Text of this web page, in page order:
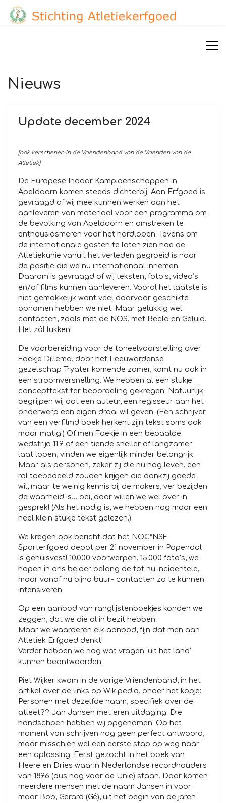
Nieuws
Update december 2024
[ook verschenen in de Vriendenband van de Vrienden van de
Atletiek]
De Europese Indoor Kampioenschappen in
Apeldoorn komen steeds dichterbij. Aan Erfgoed is
gevraagd of wij mee kunnen werken aan het
aanleveren van materiaal voor een programma om
de bevolking van Apeldoorn en omstreken te
enthousiasmeren voor het hardlopen. Tevens om
de internationale gasten te laten zien hoe de
Atletiekunie vanuit het verleden gegroeid is naar
de positie die we nu internationaal innemen.
Daarom is gevraagd of wij teksten, foto’s, video’s
en/of films kunnen aanleveren. Vooral het laatste is
niet gemakkelijk want veel daarvoor geschikte
opnamen hebben we niet. Maar gelukkig wel
contacten, zoals met de NOS, met Beeld en Geluid.
Het zál lukken!
De voorbereiding voor de toneelvoorstelling over
Foekje Dillema, door het Leeuwardense
gezelschap Tryater komende zomer, komt nu ook in
een stroomversnelling. We hebben al een stukje
concepttekst ter beoordeling gekregen. Natuurlijk
begrijpen wij dat een auteur, een regisseur aan het
onderwerp een eigen draai wil geven. (Een schrijver
van een verfilmd boek herkent zijn tekst soms ook
maar matig.) Of men Foekje in een bepaalde
wedstrijd 11.9 of een tiende sneller of langzamer
laat lopen, vinden we eigenlijk minder belangrijk.
Maar als personen, zeker zij die nu nog leven, een
rol toebedeeld zouden krijgen die dankzij goede
wil, maar te weinig kennis bij de makers, ver bezijden
de waarheid is… oei, daar willen we wel over in
gesprek! (Als het nodig is, we hebben nog maar een
heel klein stukje tekst gelezen.)
We kregen ook bericht dat het NOC*NSF
Sporterfgoed depot per 21 november in Papendal
is gehuisvest! 10.000 voorwerpen, 15.000 foto’s, we
hopen in ons beider belang de tot nu incidentele,
maar vanaf nu bijna buur- contacten zo te kunnen
intensiveren.
Op een aanbod van ranglijstenboekjes konden we
zeggen, dat we die al in bezit hebben.
Maar we waarderen elk aanbod, fijn dat men aan
Atletiek Erfgoed denkt!
Verder hebben we nog wat vragen ‘uit het land’
kunnen beantwoorden.
Piet Wijker kwam in de vorige Vriendenband, in het
artikel over de links op Wikipedia, onder het kopje:
Personen met dezelfde naam, specifiek over de
atleet?? Jan Jansen met eren uitdaging. Die
handschoen hebben wij opgenomen. Op het
moment van schrijven nog geen perfect antwoord,
maar misschien wel een eerste stap op weg naar
een oplossing. Eerst gezocht in het boek van
Heere en Dries waarin Nederlandse recordhouders
van 1896 (dus nog voor de Unie) staan. Daar komen
meerdere mensen met de naam Jansen in voor
maar Bob, Gerard (Gé), uit het begin van de jaren